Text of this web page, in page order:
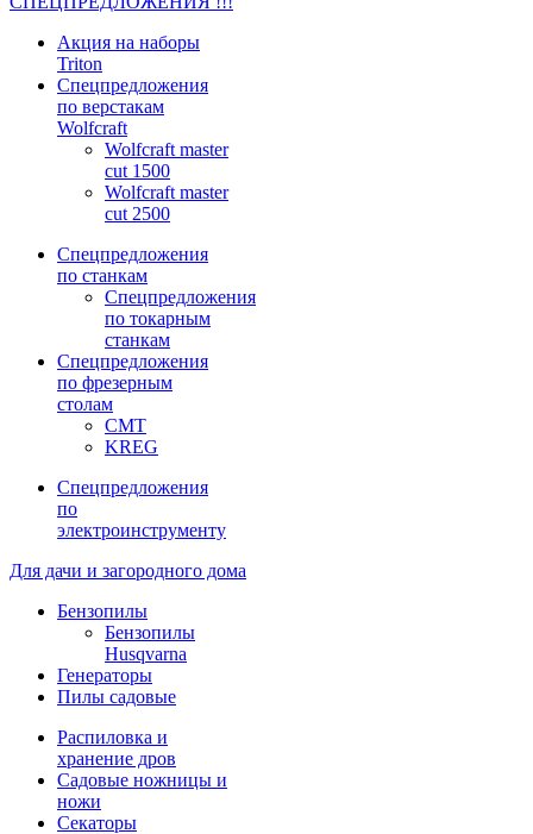
Акция на наборы
Triton
Спецпредложения
по верстакам
Wolfcraft
Wolfcraft master
cut 1500
Wolfcraft master
cut 2500
Спецпредложения
по станкам
Спецпредложения
по токарным
станкам
Спецпредложения
по фрезерным
столам
CMT
KREG
Спецпредложения
по
электроинструменту
Для дачи и загородного дома
Бензопилы
Бензопилы
Husqvarna
Генераторы
Пилы садовые
Распиловка и
хранение дров
Садовые ножницы и
ножи
Секаторы